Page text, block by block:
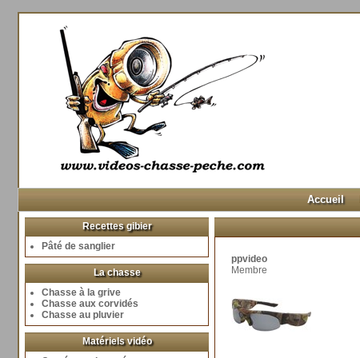
Accueil
Recettes gibier
Pâté de sanglier
La chasse
Chasse à la grive
Chasse aux corvidés
Chasse au pluvier
Matériels vidéo
ppvideo
Membre